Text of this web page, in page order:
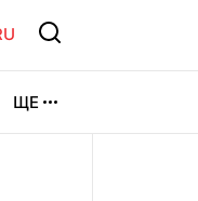
ЩЕ